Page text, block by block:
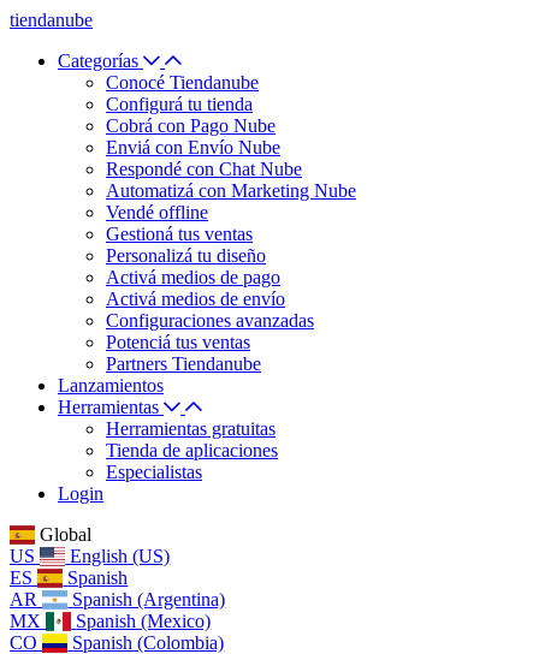
tiendanube
Categorías
Conocé Tiendanube
Configurá tu tienda
Cobrá con Pago Nube
Enviá con Envío Nube
Respondé con Chat Nube
Automatizá con Marketing Nube
Vendé offline
Gestioná tus ventas
Personalizá tu diseño
Activá medios de pago
Activá medios de envío
Configuraciones avanzadas
Potenciá tus ventas
Partners Tiendanube
Lanzamientos
Herramientas
Herramientas gratuitas
Tienda de aplicaciones
Especialistas
Login
Global
US
English (US)
ES
Spanish
AR
Spanish (Argentina)
MX
Spanish (Mexico)
CO
Spanish (Colombia)